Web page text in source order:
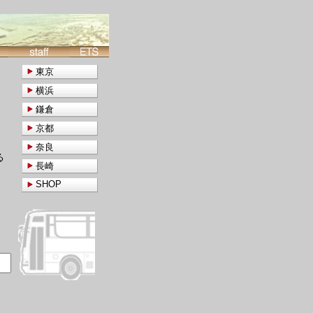
東京
横浜
鎌倉
京都
奈良
長崎
SHOP